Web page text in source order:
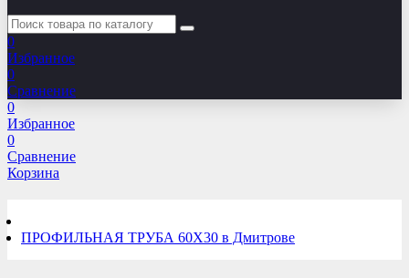
0
Избранное
0
Сравнение
0
Избранное
0
Сравнение
Корзина
ПРОФИЛЬНАЯ ТРУБА 60Х30 в Дмитрове